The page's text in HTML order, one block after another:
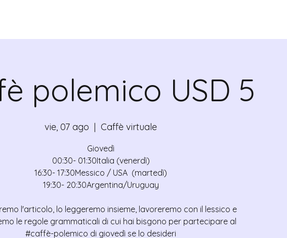
polemico USD 5
vie, 07 ago
  |
Caffè virtuale
Giovedì
00:30- 01:30Italia (venerdì)
16:30- 17:30Messico / USA (martedì)
19:30- 20:30Argentina/Uruguay
l'articolo, lo leggeremo insieme, lavoreremo con il lessico e
le regole grammaticali di cui hai bisgono per partecipare al
#caffè-polemico di giovedì se lo desideri